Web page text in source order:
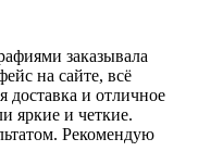
заказывала
на сайте, всё
доставка и отличное
яркие и четкие.
Рекомендую